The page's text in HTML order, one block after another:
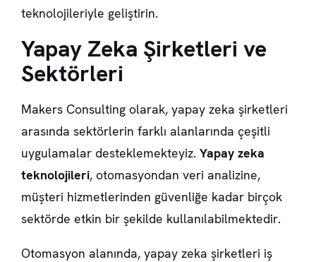
teknolojileriyle geliştirin.
Yapay Zeka Şirketleri ve
Sektörleri
Makers Consulting olarak, yapay zeka şirketleri
arasında sektörlerin farklı alanlarında çeşitli
uygulamalar desteklemekteyiz. Yapay zeka
teknolojileri, otomasyondan veri analizine,
müşteri hizmetlerinden güvenliğe kadar birçok
sektörde etkin bir şekilde kullanılabilmektedir.
Otomasyon alanında, yapay zeka şirketleri iş